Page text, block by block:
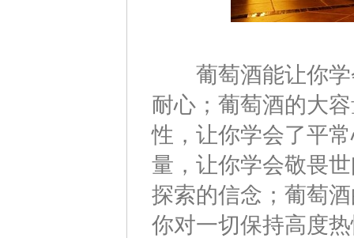
葡萄酒能让你学
耐心；葡萄酒的大
性，让你学会了平
量，让你学会敬畏
探索的信念；葡萄
你对一切保持高度